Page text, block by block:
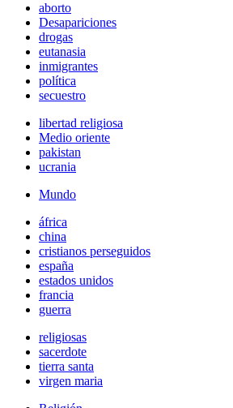
aborto
Desapariciones
drogas
eutanasia
inmigrantes
política
secuestro
libertad religiosa
Medio oriente
pakistan
ucrania
Mundo
áfrica
china
cristianos perseguidos
españa
estados unidos
francia
guerra
religiosas
sacerdote
tierra santa
virgen maria